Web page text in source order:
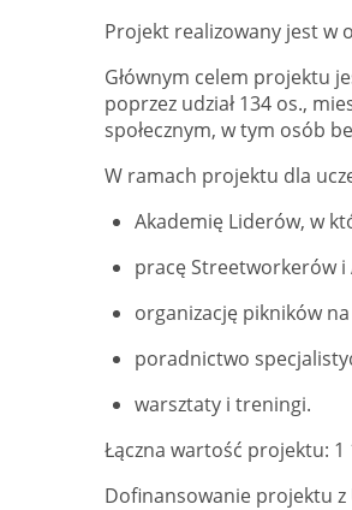
Projekt realizowany jest w
Głównym celem projektu
poprzez udział 134 os.,
społecznym, w tym osób
W ramach projektu dla
Akademię Liderów, w
pracę Streetworkerów i
organizację pikników
poradnictwo
warsztaty i treningi.
Łączna wartość projektu: 1
Dofinansowanie projektu z